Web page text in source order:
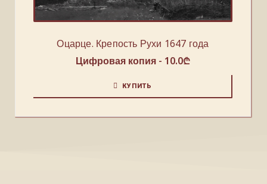
Оцарце. Крепость Рухи 1647 года
Цифровая копия - 10.0₾
КУПИТЬ